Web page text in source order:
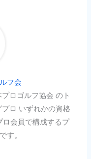
フ会
ロゴルフ協会 のト
ロ いずれかの資格
ロ会員で構成するプ
す。